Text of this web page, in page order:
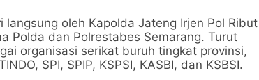
oleh Kapolda Jateng Irjen Pol Ribut
Polda dan Polrestabes Semarang. Turut
organisasi serikat buruh tingkat provinsi,
SPI, SPIP, KSPSI, KASBI, dan KSBSI.